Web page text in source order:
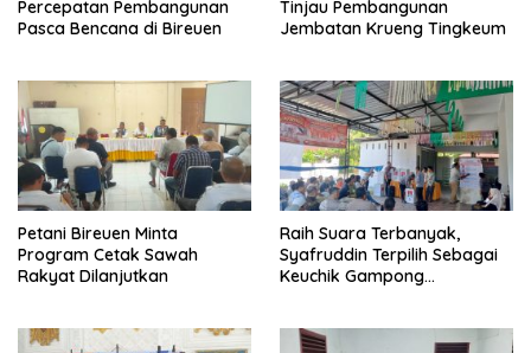
Percepatan Pembangunan
Pasca Bencana di Bireuen
Tinjau Pembangunan
Jembatan Krueng Tingkeum
Petani Bireuen Minta
Program Cetak Sawah
Rakyat Dilanjutkan
Raih Suara Terbanyak,
Syafruddin Terpilih Sebagai
Keuchik Gampong